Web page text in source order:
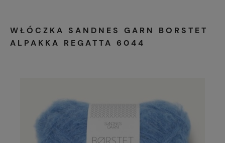
WŁÓCZKA SANDNES GARN BORSTET
ALPAKKA REGATTA 6044